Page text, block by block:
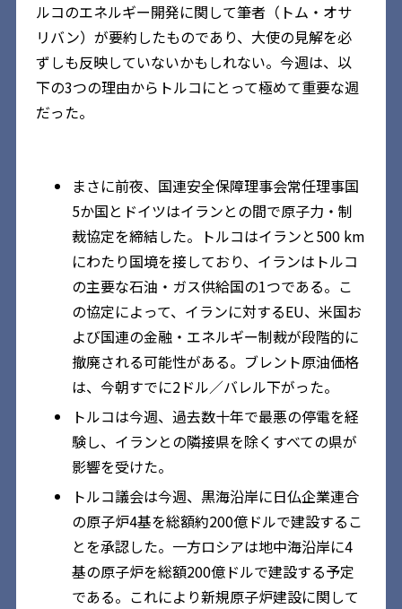
ルコのエネルギー開発に関して筆者（トム・オサ
リバン）が要約したものであり、大使の見解を必
ずしも反映していないかもしれない。今週は、以
下の3つの理由からトルコにとって極めて重要な週
だった。
まさに前夜、国連安全保障理事会常任理事国
5か国とドイツはイランとの間で原子力・制
裁協定を締結した。トルコはイランと500 km
にわたり国境を接しており、イランはトルコ
の主要な石油・ガス供給国の1つである。こ
の協定によって、イランに対するEU、米国お
よび国連の金融・エネルギー制裁が段階的に
撤廃される可能性がある。ブレント原油価格
は、今朝すでに2ドル／バレル下がった。
トルコは今週、過去数十年で最悪の停電を経
験し、イランとの隣接県を除くすべての県が
影響を受けた。
トルコ議会は今週、黒海沿岸に日仏企業連合
の原子炉4基を総額約200億ドルで建設するこ
とを承認した。一方ロシアは地中海沿岸に4
基の原子炉を総額200億ドルで建設する予定
である。これにより新規原子炉建設に関して